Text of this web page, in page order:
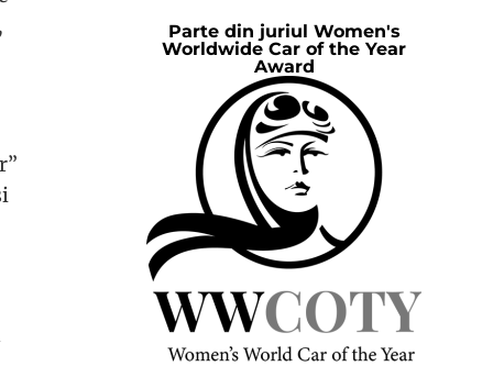
Parte din juriul Women's
Worldwide Car of the Year
Award